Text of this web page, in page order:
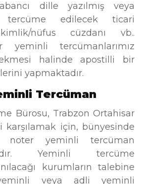
dille yazılmış veya
tercüme edilecek ticari
nüfus cüzdanı vb..
yeminli tercümanlarımız
halinde apostilli bir
yapmaktadır.
Tercüman
Bürosu, Trabzon Ortahisar
karşılamak için, bünyesinde
noter yeminli tercüman
Yeminli tercüme
kurumların talebine
veya adli yeminli